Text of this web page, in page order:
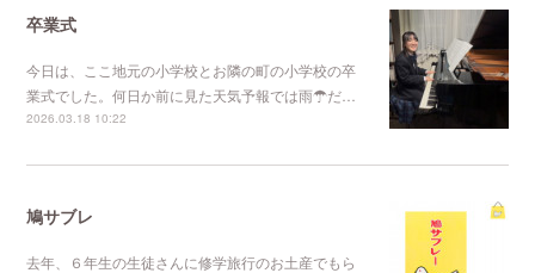
卒業式
今日は、ここ地元の小学校とお隣の町の小学校の卒
業式でした。何日か前に見た天気予報では雨☂だ…
2026.03.18 10:22
鳩サブレ
去年、６年生の生徒さんに修学旅行のお土産でもら